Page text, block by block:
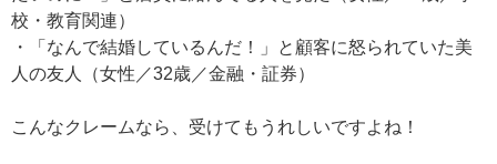
校・教育関連）
・「なんで結婚しているんだ！」と顧客に怒られていた美
人の友人（女性／32歳／金融・証券）
こんなクレームなら、受けてもうれしいですよね！